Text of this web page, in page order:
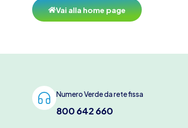
Vai alla home page
Numero Verde da rete fissa
800 642 660